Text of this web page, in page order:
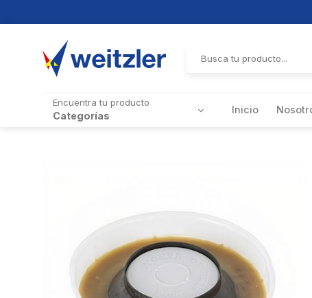
por:
Encuentra tu producto
Categorías Inicio